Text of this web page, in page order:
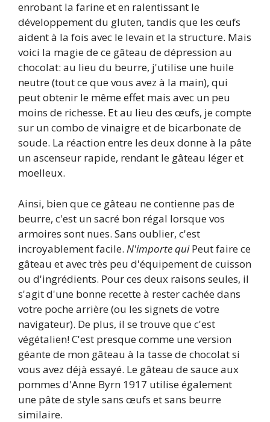
enrobant la farine et en ralentissant le
développement du gluten, tandis que les œufs
aident à la fois avec le levain et la structure. Mais
voici la magie de ce gâteau de dépression au
chocolat: au lieu du beurre, j'utilise une huile
neutre (tout ce que vous avez à la main), qui
peut obtenir le même effet mais avec un peu
moins de richesse. Et au lieu des œufs, je compte
sur un combo de vinaigre et de bicarbonate de
soude. La réaction entre les deux donne à la pâte
un ascenseur rapide, rendant le gâteau léger et
moelleux.
Ainsi, bien que ce gâteau ne contienne pas de
beurre, c'est un sacré bon régal lorsque vos
armoires sont nues. Sans oublier, c'est
incroyablement facile. N'importe quiPeut faire ce
gâteau et avec très peu d'équipement de cuisson
ou d'ingrédients. Pour ces deux raisons seules, il
s'agit d'une bonne recette à rester cachée dans
votre poche arrière (ou les signets de votre
navigateur). De plus, il se trouve que c'est
végétalien! C'est presque comme une version
géante de mon gâteau à la tasse de chocolat si
vous avez déjà essayé. Le gâteau de sauce aux
pommes d'Anne Byrn 1917 utilise également
une pâte de style sans œufs et sans beurre
similaire.